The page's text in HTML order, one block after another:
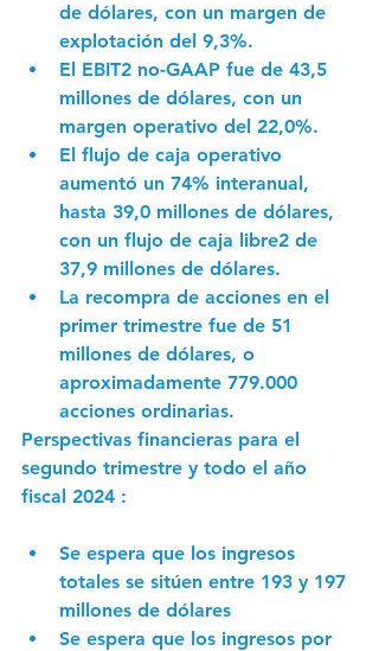
de dólares, con un margen de
explotación del 9,3%.
El EBIT2 no-GAAP fue de 43,5
millones de dólares, con un
margen operativo del 22,0%.
El flujo de caja operativo
aumentó un 74% interanual,
hasta 39,0 millones de dólares,
con un flujo de caja libre2 de
37,9 millones de dólares.
La recompra de acciones en el
primer trimestre fue de 51
millones de dólares, o
aproximadamente 779.000
acciones ordinarias.
Perspectivas financieras para el
segundo trimestre y todo el año
fiscal 2024 :
Se espera que los ingresos
totales se sitúen entre 193 y 197
millones de dólares
Se espera que los ingresos por